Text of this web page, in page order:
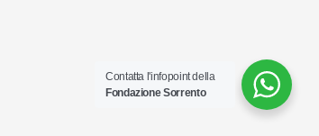
Contatta l'infopoint della
Fondazione Sorrento